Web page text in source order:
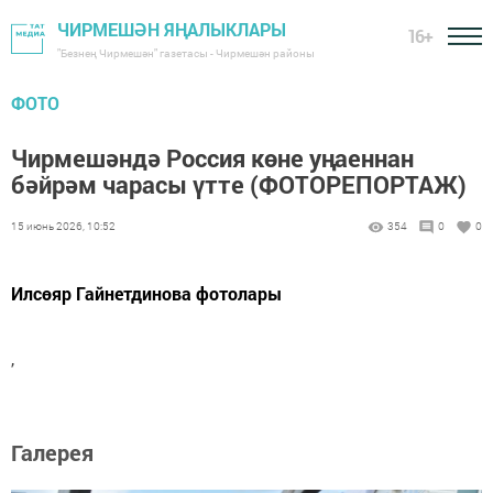
ЧИРМЕШӘН ЯҢАЛЫКЛАРЫ
"Безнең Чирмешән" газетасы - Чирмешән районы
16+
ФОТО
Чирмешәндә Россия көне уңаеннан
бәйрәм чарасы үтте (ФОТОРЕПОРТАЖ)
15 июнь 2026, 10:52 354 0 0
Илсөяр Гайнетдинова фотолары
,
Галерея